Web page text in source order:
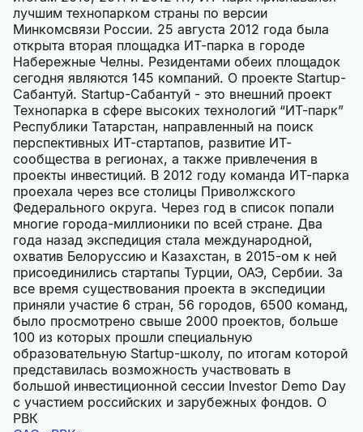
лучшим технопарком страны по версии
Минкомсвязи России. 25 августа 2012 года была
открыта вторая площадка ИТ-парка в городе
Набережные Челны. Резидентами обеих площадок
сегодня являются 145 компаний. О проекте Startup-
Сабантуй. Startup-Сабантуй - это внешний проект
Технопарка в сфере высоких технологий “ИТ-парк”
Республики Татарстан, направленный на поиск
перспективных ИТ-стартапов, развитие ИТ-
сообщества в регионах, а также привлечения в
проекты инвестиций. В 2012 году команда ИТ-парка
проехала через все столицы Приволжского
Федерального округа. Через год в список попали
многие города-миллионики по всей стране. Два
года назад экспедиция стала международной,
охватив Белоруссию и Казахстан, в 2015-ом к ней
присоединились стартапы Турции, ОАЭ, Сербии. За
все время существования проекта в экспедиции
приняли участие 6 стран, 56 городов, 6500 команд,
было просмотрено свыше 2000 проектов, больше
100 из которых прошли специальную
образовательную Startup-школу, по итогам которой
представилась возможность участвовать в
большой инвестиционной сессии Investor Demo Day
с участием российских и зарубежных фондов. О
РВК